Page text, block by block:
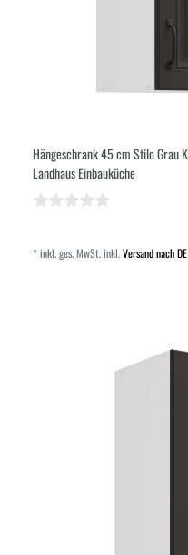
Hängeschrank 45 cm Stilo Grau
Landhaus Einbauküche
*inkl. ges. MwSt.inkl.Versand nach DE